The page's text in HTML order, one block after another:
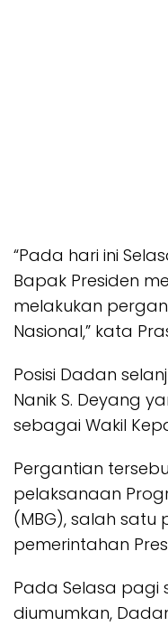
“Pada hari ini
Bapak Presiden
melakukan
Nasional,” kata
Posisi Dadan
Nanik S. Deyang
sebagai Wakil
Pergantian
pelaksanaan
(MBG), salah
pemerintahan
Pada Selasa pagi
diumumkan,